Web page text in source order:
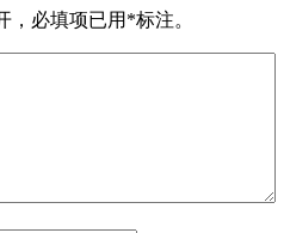
， 必填项已用 *标注。